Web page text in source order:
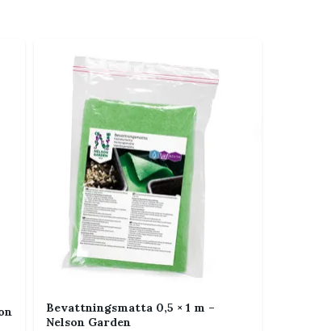
Bevattningsmatta 0,5 × 1 m –
Nelson Garden